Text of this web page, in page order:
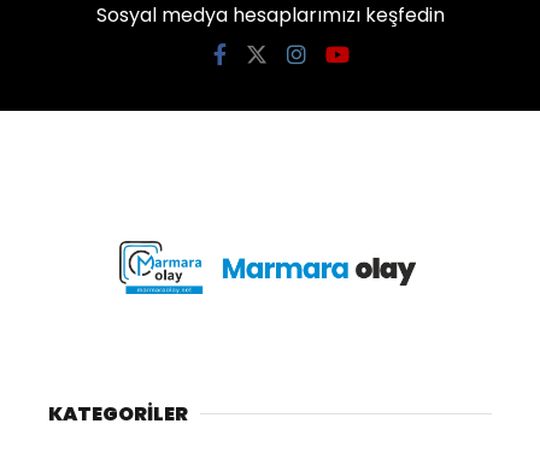
Sosyal medya hesaplarımızı keşfedin
KATEGORİLER